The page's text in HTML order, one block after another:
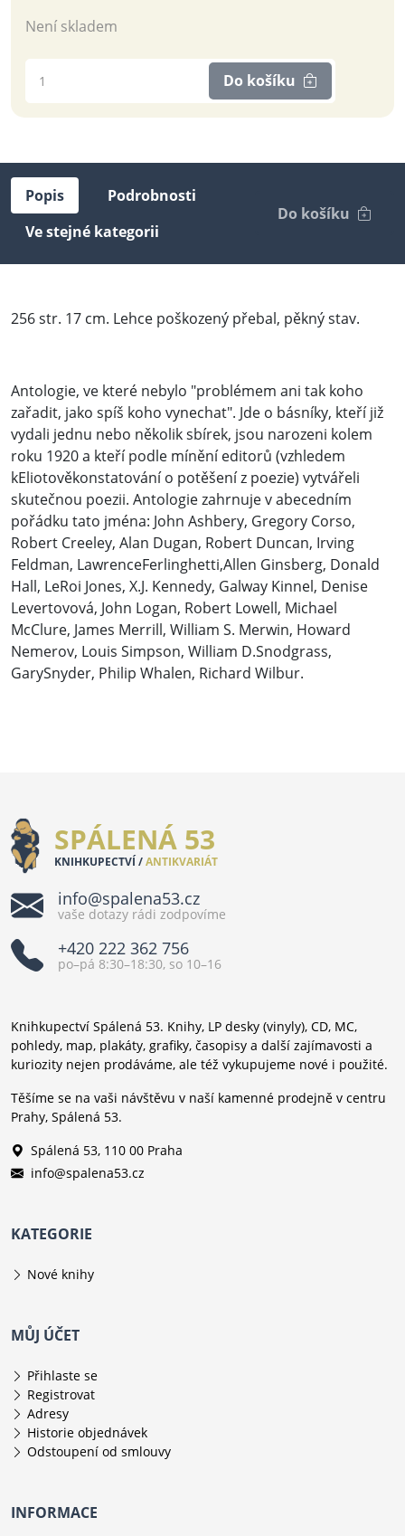
Není skladem
Do košíku
Popis
Podrobnosti
Ve stejné kategorii
Do košíku
256 str. 17 cm. Lehce poškozený přebal, pěkný stav.
Antologie, ve které nebylo "problémem ani tak koho
zařadit, jako spíš koho vynechat". Jde o básníky, kteří již
vydali jednu nebo několik sbírek, jsou narozeni kolem
roku 1920 a kteří podle mínění editorů (vzhledem
kEliotověkonstatování o potěšení z poezie) vytvářeli
skutečnou poezii. Antologie zahrnuje v abecedním
pořádku tato jména: John Ashbery, Gregory Corso,
Robert Creeley, Alan Dugan, Robert Duncan, Irving
Feldman, LawrenceFerlinghetti,Allen Ginsberg, Donald
Hall, LeRoi Jones, X.J. Kennedy, Galway Kinnel, Denise
Levertovová, John Logan, Robert Lowell, Michael
McClure, James Merrill, William S. Merwin, Howard
Nemerov, Louis Simpson, William D.Snodgrass,
GarySnyder, Philip Whalen, Richard Wilbur.
SPÁLENÁ 53
KNIHKUPECTVÍ /ANTIKVARIÁT
info@spalena53.cz
vaše dotazy rádi zodpovíme
+420 222 362 756
po–pá 8:30–18:30, so 10–16
Knihkupectví Spálená 53. Knihy, LP desky (vinyly), CD, MC,
pohledy, map, plakáty, grafiky, časopisy a další zajímavosti a
kuriozity nejen prodáváme, ale též vykupujeme nové i použité.
Těšíme se na vaši návštěvu v naší kamenné prodejně v centru
Prahy, Spálená 53.
Spálená 53, 110 00 Praha
info@spalena53.cz
KATEGORIE
Nové knihy
MŮJ ÚČET
Přihlaste se
Registrovat
Adresy
Historie objednávek
Odstoupení od smlouvy
INFORMACE